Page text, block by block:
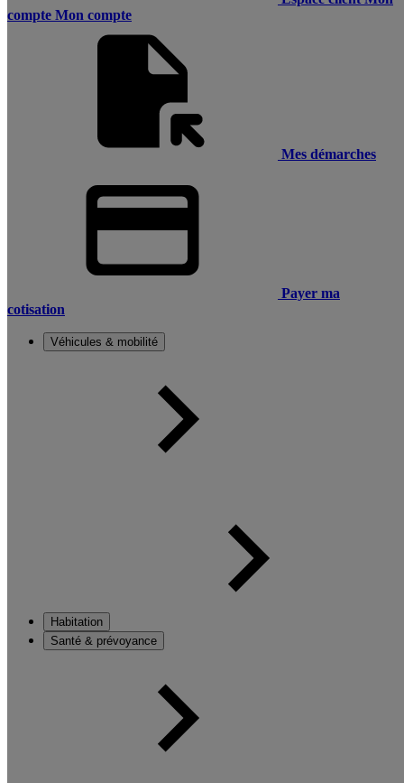
compte Mon compte
Mes démarches
Payer ma
cotisation
Véhicules & mobilité
Habitation
Santé & prévoyance